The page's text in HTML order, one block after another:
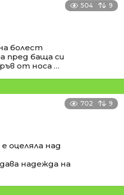
504 9
болест
пред баща си
от носа …
702 9
оцеляла над
надежда на